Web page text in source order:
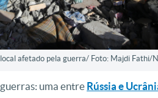
afetado pela guerra/ Foto: Majdi Fathi/
uma entre Rússia e